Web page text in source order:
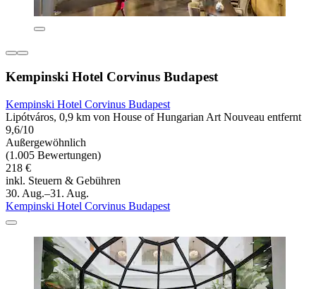
Kempinski Hotel Corvinus Budapest
Kempinski Hotel Corvinus Budapest
Lipótváros, 0,9 km von House of Hungarian Art Nouveau entfernt
9,6/10
Außergewöhnlich
(1.005 Bewertungen)
218 €
inkl. Steuern & Gebühren
30. Aug.–31. Aug.
Kempinski Hotel Corvinus Budapest